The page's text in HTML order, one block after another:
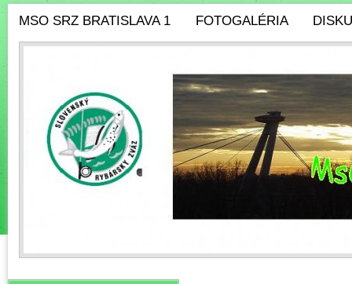
MSO SRZ BRATISLAVA 1 FOTOGALÉRIA